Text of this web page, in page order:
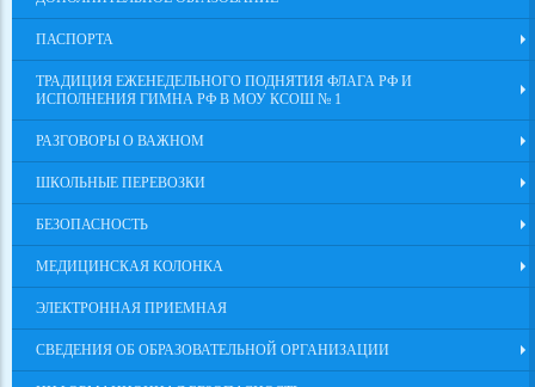
ПАСПОРТА
ТРАДИЦИЯ ЕЖЕНЕДЕЛЬНОГО ПОДНЯТИЯ ФЛАГА РФ И
ИСПОЛНЕНИЯ ГИМНА РФ В МОУ КСОШ № 1
РАЗГОВОРЫ О ВАЖНОМ
ШКОЛЬНЫЕ ПЕРЕВОЗКИ
БЕЗОПАСНОСТЬ
МЕДИЦИНСКАЯ КОЛОНКА
ЭЛЕКТРОННАЯ ПРИЕМНАЯ
СВЕДЕНИЯ ОБ ОБРАЗОВАТЕЛЬНОЙ ОРГАНИЗАЦИИ